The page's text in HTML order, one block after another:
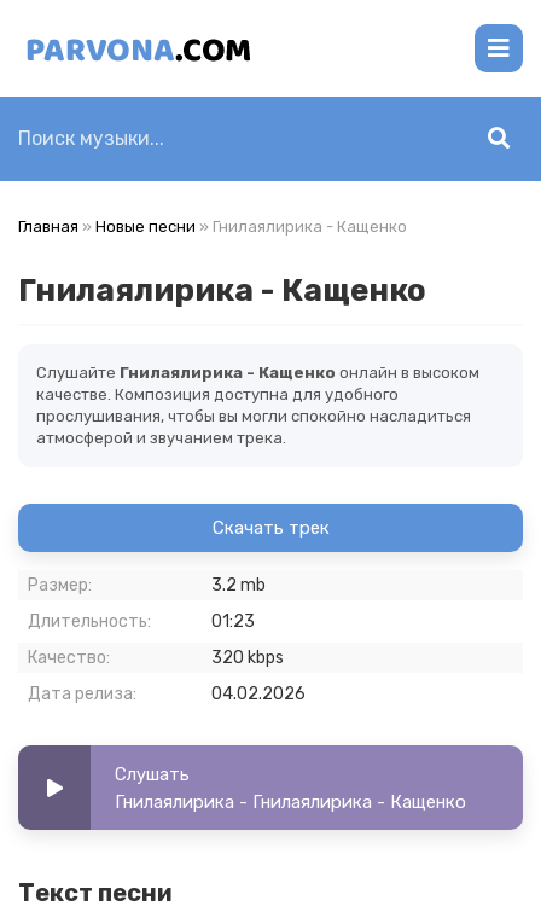
Главная » Новые песни » Гнилаялирика - Кащенко
Гнилаялирика - Кащенко
Слушайте Гнилаялирика - Кащенко онлайн в высоком
качестве. Композиция доступна для удобного
прослушивания, чтобы вы могли спокойно насладиться
атмосферой и звучанием трека.
Скачать трек
Размер:
3.2 mb
Длительность:
01:23
Качество:
320 kbps
Дата релиза:
04.02.2026
Слушать
Гнилаялирика - Гнилаялирика - Кащенко
Текст песни